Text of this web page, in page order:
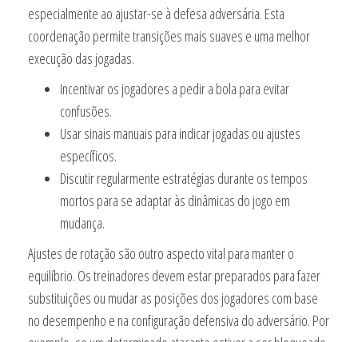
especialmente ao ajustar-se à defesa adversária. Esta
coordenação permite transições mais suaves e uma melhor
execução das jogadas.
Incentivar os jogadores a pedir a bola para evitar
confusões.
Usar sinais manuais para indicar jogadas ou ajustes
específicos.
Discutir regularmente estratégias durante os tempos
mortos para se adaptar às dinâmicas do jogo em
mudança.
Ajustes de rotação são outro aspecto vital para manter o
equilíbrio. Os treinadores devem estar preparados para fazer
substituições ou mudar as posições dos jogadores com base
no desempenho e na configuração defensiva do adversário. Por